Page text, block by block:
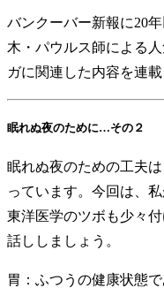
バンクーバー新報に20
木・パウルス師による
ガに関連した内容を連載
眠れぬ夜のために…その２
眠れぬ夜のための工夫
っています。今回は、
東洋医学のツボも少々
話ししましょう。
胃：ふつうの健康状態